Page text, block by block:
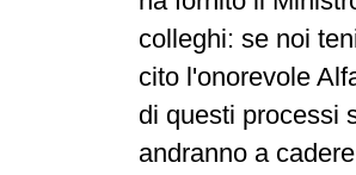
colleghi: se noi
cito l'onorevole
di questi processi
andranno a